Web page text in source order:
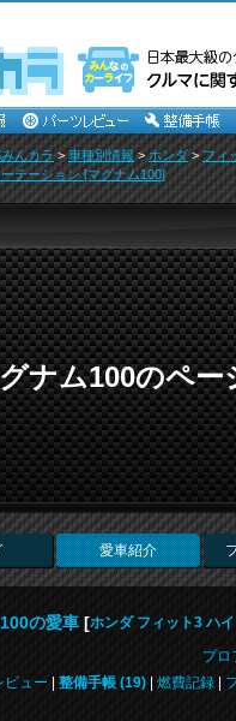
んカラ>車種別情報 >ホンダ>フィ
テーション [マグナム100]
ナム100のペー
愛車紹介
の愛車 [ホンダ フィット3 ハ
プロ
ビュー
整備手帳 (19) 燃費記録